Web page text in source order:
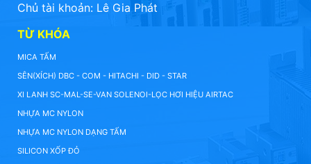
Chủ tài khoản: Lê Gia Phát
TỪ KHÓA
MICA TẤM
SÊN(XÍCH) DBC - COM - HITACHI - DID - STAR
XI LANH SC-MAL-SE-VAN SOLENOI-LỌC HƠI HIỆU AIRTAC
NHỰA MC NYLON
NHỰA MC NYLON DẠNG TẤM
SILICON XỐP ĐỎ